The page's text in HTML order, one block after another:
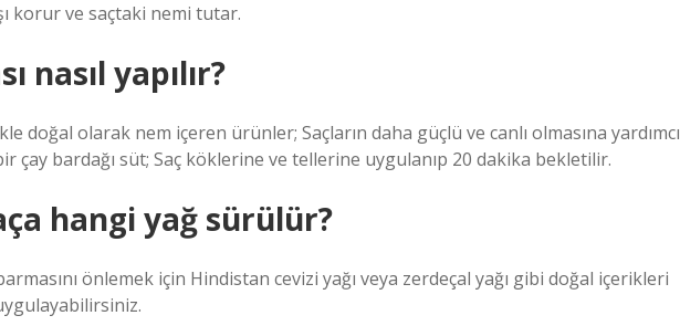
korur ve saçtaki nemi tutar.
nasıl yapılır?
doğal olarak nem içeren ürünler; Saçların daha güçlü ve canlı olmasına yardımcı
çay bardağı süt; Saç köklerine ve tellerine uygulanıp 20 dakika bekletilir.
hangi yağ sürülür?
önlemek için Hindistan cevizi yağı veya zerdeçal yağı gibi doğal içerikleri